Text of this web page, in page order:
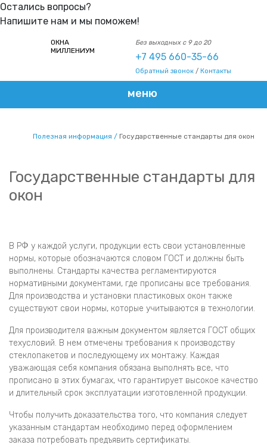
Остались вопросы?
Напишите нам и мы поможем!
ОКНА
МИЛЛЕНИУМ
Без выходных с 9 до 20
+7 495 660-35-66
Обратный звонок/ Контакты
меню
Полезная информация Государственные стандарты для окон
Государственные стандарты для
окон
В РФ у каждой услуги, продукции есть свои установленные
нормы, которые обозначаются словом ГОСТ и должны быть
выполнены. Стандарты качества регламентируются
нормативными документами, где прописаны все требования.
Для производства и установки пластиковых окон также
существуют свои нормы, которые учитываются в технологии.
Для производителя важным документом является ГОСТ общих
техусловий. В нем отмечены требования к производству
стеклопакетов и последующему их монтажу. Каждая
уважающая себя компания обязана выполнять все, что
прописано в этих бумагах, что гарантирует высокое качество
и длительный срок эксплуатации изготовленной продукции.
Чтобы получить доказательства того, что компания следует
указанным стандартам необходимо перед оформлением
заказа потребовать предъявить сертификаты.